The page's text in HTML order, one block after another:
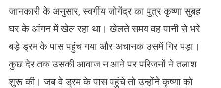
जानकारी के अनुसार, स्वर्गीय जोगेंद्र का पुत्र कृष्णा सुबह
घर के आंगन में खेल रहा था। खेलते समय वह पानी से भरे
बड़े ड्रम के पास पहुंच गया और अचानक उसमें गिर पड़ा।
कुछ देर तक उसकी आवाज न आने पर परिजनों ने तलाश
शुरू की। जब वे ड्रम के पास पहुंचे तो उन्होंने कृष्णा को